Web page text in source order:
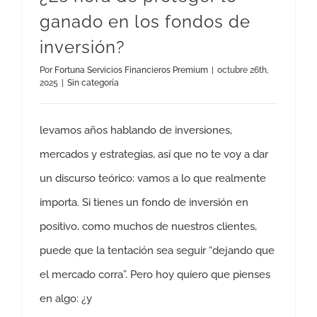
ganado en los fondos de
inversión?
Por Fortuna Servicios Financieros Premium
octubre 26th,
2025
Sin categoría
levamos años hablando de inversiones,
mercados y estrategias, así que no te voy a dar
un discurso teórico: vamos a lo que realmente
importa. Si tienes un fondo de inversión en
positivo, como muchos de nuestros clientes,
puede que la tentación sea seguir “dejando que
el mercado corra”. Pero hoy quiero que pienses
en algo: ¿y